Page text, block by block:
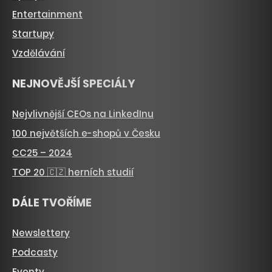
Entertainment
Startupy
Vzdělávání
NEJNOVĚJŠÍ SPECIÁLY
Nejvlivnější CEOs na LinkedInu
100 největších e-shopů v Česku
CC25 – 2024
TOP 20 🇨🇿 herních studií
DÁLE TVOŘÍME
Newslettery
Podcasty